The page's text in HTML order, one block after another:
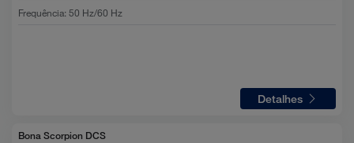
Frequência:50 Hz/60 Hz
Detalhes
Bona Scorpion DCS